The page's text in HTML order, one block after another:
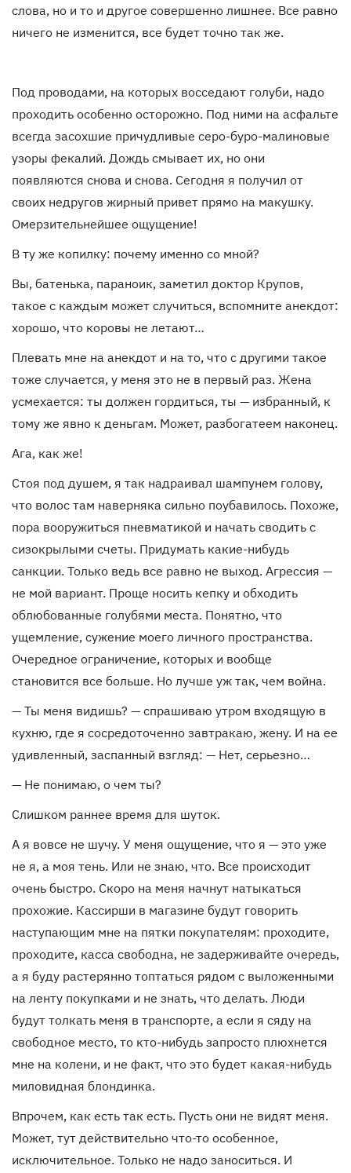
слова, но и то и другое совершенно лишнее. Все равно
ничего не изменится, все будет точно так же.
Под проводами, на которых восседают голуби, надо
проходить особенно осторожно. Под ними на асфальте
всегда засохшие причудливые серо-буро-малиновые
узоры фекалий. Дождь смывает их, но они
появляются снова и снова. Сегодня я получил от
своих недругов жирный привет прямо на макушку.
Омерзительнейшее ощущение!
В ту же копилку: почему именно со мной?
Вы, батенька, параноик, заметил доктор Крупов,
такое с каждым может случиться, вспомните анекдот:
хорошо, что коровы не летают…
Плевать мне на анекдот и на то, что с другими такое
тоже случается, у меня это не в первый раз. Жена
усмехается: ты должен гордиться, ты — избранный, к
тому же явно к деньгам. Может, разбогатеем наконец.
Ага, как же!
Стоя под душем, я так надраивал шампунем голову,
что волос там наверняка сильно поубавилось. Похоже,
пора вооружиться пневматикой и начать сводить с
сизокрылыми счеты. Придумать какие-нибудь
санкции. Только ведь все равно не выход. Агрессия —
не мой вариант. Проще носить кепку и обходить
облюбованные голубями места. Понятно, что
ущемление, сужение моего личного пространства.
Очередное ограничение, которых и вообще
становится все больше. Но лучше уж так, чем война.
— Ты меня видишь? — спрашиваю утром входящую в
кухню, где я сосредоточенно завтракаю, жену. И на ее
удивленный, заспанный взгляд: — Нет, серьезно…
— Не понимаю, о чем ты?
Слишком раннее время для шуток.
А я вовсе не шучу. У меня ощущение, что я — это уже
не я, а моя тень. Или не знаю, что. Все происходит
очень быстро. Скоро на меня начнут натыкаться
прохожие. Кассирши в магазине будут говорить
наступающим мне на пятки покупателям: проходите,
проходите, касса свободна, не задерживайте очередь,
а я буду растерянно топтаться рядом с выложенными
на ленту покупками и не знать, что делать. Люди
будут толкать меня в транспорте, а если я сяду на
свободное место, то кто-нибудь запросто плюхнется
мне на колени, и не факт, что это будет какая-нибудь
миловидная блондинка.
Впрочем, как есть так есть. Пусть они не видят меня.
Может, тут действительно что-то особенное,
исключительное. Только не надо заноситься. И